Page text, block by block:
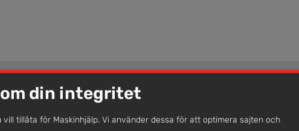
din integritet
vill tillåta för Maskinhjälp. Vi använder dessa för att optimera sajten och